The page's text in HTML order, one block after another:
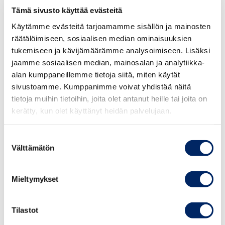
Tämä sivusto käyttää evästeitä
Käytämme evästeitä tarjoamamme sisällön ja mainosten
räätälöimiseen, sosiaalisen median ominaisuuksien
tukemiseen ja kävijämäärämme analysoimiseen. Lisäksi
jaamme sosiaalisen median, mainosalan ja analytiikka-
alan kumppaneillemme tietoja siitä, miten käytät
sivustoamme. Kumppanimme voivat yhdistää näitä
tietoja muihin tietoihin, joita olet antanut heille tai joita on
kerätty, kun olet käyttänyt heidän palvelujaan.
valinta
Välttämätön
Mieltymykset
Tilastot
mahdollisuuksia esimerkiksi rakennusalalta, akku- ja
Ruotsissa tehdään lähivuosien aikana mittavia julkisia
investointeja eri sektoreihin. Merkittävä osa Ruotsin
julkisista investoinneista tulee kohdistumaan
puolustuksen vahvistamiseen. Ruotsi panosti 1970- ja
1980-luvuilla omien asevoimien kehittämiseen, ja
puolustusmenojen osuus bruttokansantuotteesta oli
silloin 2,5–3 prosenttia. 2000-luvulla osuus on tippunut
tavoitteena on nostaa puolustuksen osuus BKT:stä
Investoinnit kohdistuvat sekä ase- ja sotilasteknologiaan
että muun puolustusinfrastruktuurin vahvistamiseen.
Puolustusvoimien ja muiden viranomaisten käytössä
oleviin kiinteistöihin tehdään myös investointeja.